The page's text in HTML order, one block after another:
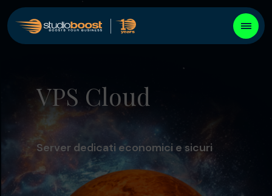
VPS Cloud
Server dedicati economici e sicuri